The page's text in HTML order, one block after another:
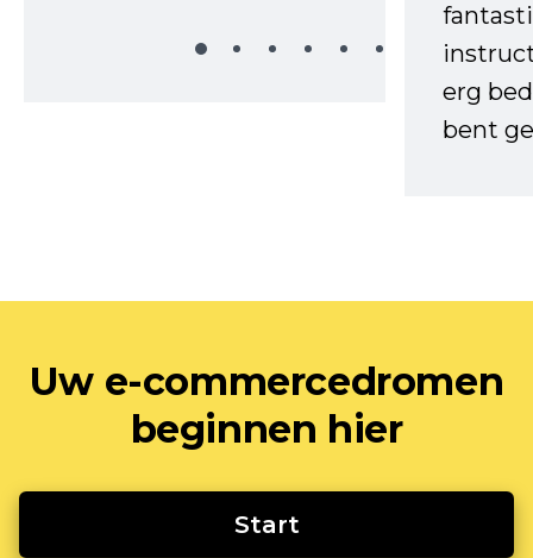
erg
bent
Uw e-commercedromen
beginnen hier
Start